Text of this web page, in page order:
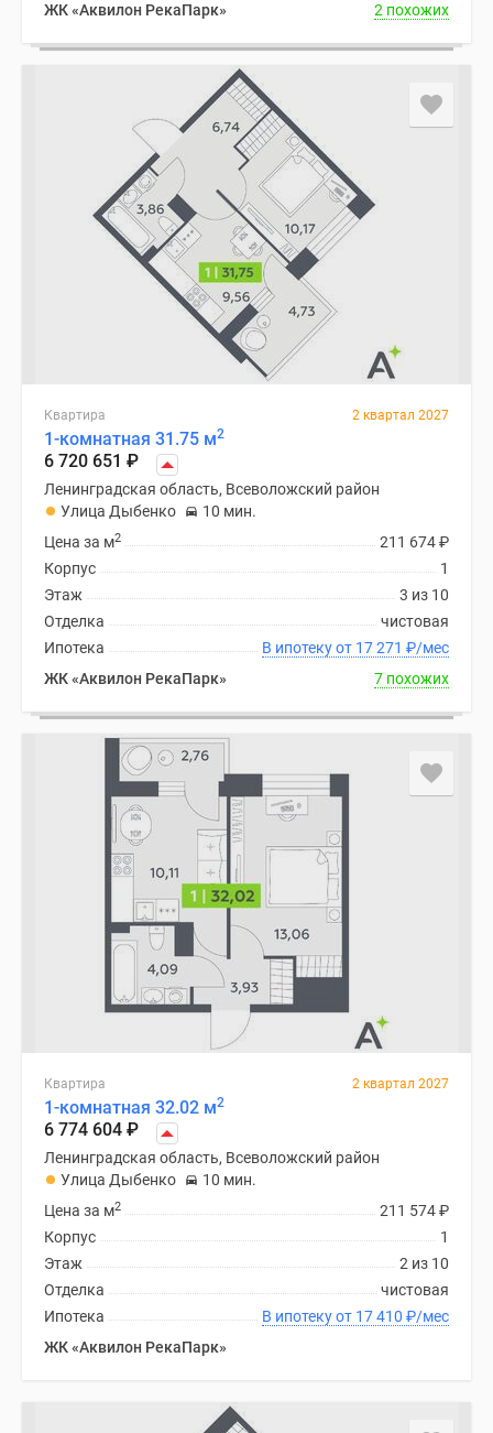
ЖК «Аквилон РекаПарк»
2 похожих
Квартира 2 квартал 2027
1-комнатная 31.75 м2
6 720 651 ₽
Ленинградская область, Всеволожский район
Улица Дыбенко
10 мин.
211 674₽
Цена за м2
1
Корпус
3 из 10
Этаж
чистовая
Отделка
В ипотеку от 17 271 ₽/мес
Ипотека
ЖК «Аквилон РекаПарк»
7 похожих
Квартира 2 квартал 2027
1-комнатная 32.02 м2
6 774 604 ₽
Ленинградская область, Всеволожский район
Улица Дыбенко
10 мин.
211 574₽
Цена за м2
1
Корпус
2 из 10
Этаж
чистовая
Отделка
В ипотеку от 17 410 ₽/мес
Ипотека
ЖК «Аквилон РекаПарк»